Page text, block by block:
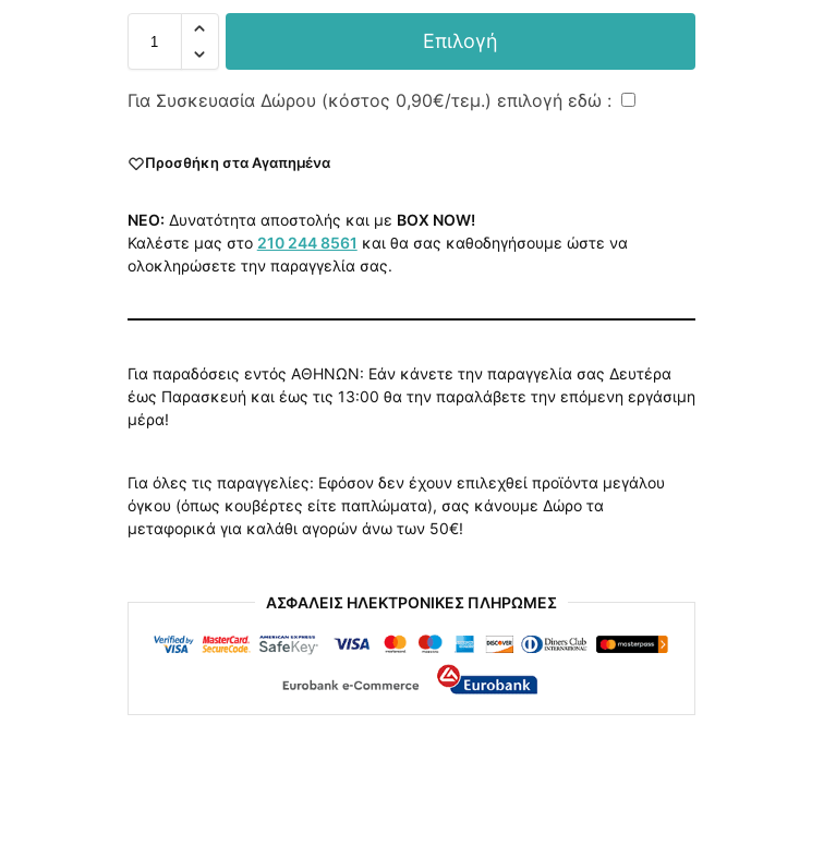
Επιλογή
Για Συσκευασία Δώρου (κόστος 0,90€/τεμ.) επιλογή εδώ :
Προσθήκη στα Αγαπημένα
NEO: Δυνατότητα αποστολής και με BOX NOW!
Καλέστε μας στο 210 244 8561 και θα σας καθοδηγήσουμε ώστε να
ολοκληρώσετε την παραγγελία σας.
Για παραδόσεις εντός ΑΘΗΝΩΝ: Εάν κάνετε την παραγγελία σας Δευτέρα
έως Παρασκευή και έως τις 13:00 θα την παραλάβετε την επόμενη εργάσιμη
μέρα!
Για όλες τις παραγγελίες: Εφόσον δεν έχουν επιλεχθεί προϊόντα μεγάλου
όγκου (όπως κουβέρτες είτε παπλώματα), σας κάνουμε Δώρο τα
μεταφορικά για καλάθι αγορών άνω των 50€!
ΑΣΦΑΛΕΙΣ ΗΛΕΚΤΡΟΝΙΚΕΣ ΠΛΗΡΩΜΕΣ